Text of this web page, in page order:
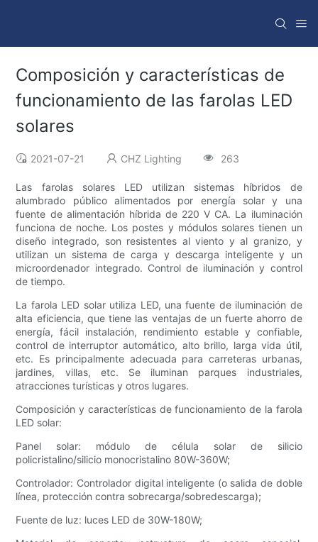
Composición y características de
funcionamiento de las farolas LED
solares
2021-07-21 CHZ Lighting 263
Las farolas solares LED utilizan sistemas híbridos de
alumbrado público alimentados por energía solar y una
fuente de alimentación híbrida de 220 V CA. La iluminación
funciona de noche. Los postes y módulos solares tienen un
diseño integrado, son resistentes al viento y al granizo, y
utilizan un sistema de carga y descarga inteligente y un
microordenador integrado. Control de iluminación y control
de tiempo.
La farola LED solar utiliza LED, una fuente de iluminación de
alta eficiencia, que tiene las ventajas de un fuerte ahorro de
energía, fácil instalación, rendimiento estable y confiable,
control de interruptor automático, alto brillo, larga vida útil,
etc. Es principalmente adecuada para carreteras urbanas,
jardines, villas, etc. Se iluminan parques industriales,
atracciones turísticas y otros lugares.
Composición y características de funcionamiento de la farola
LED solar:
Panel solar: módulo de célula solar de silicio
policristalino/silicio monocristalino 80W-360W;
Controlador: Controlador digital inteligente (o salida de doble
línea, protección contra sobrecarga/sobredescarga);
Fuente de luz: luces LED de 30W-180W;